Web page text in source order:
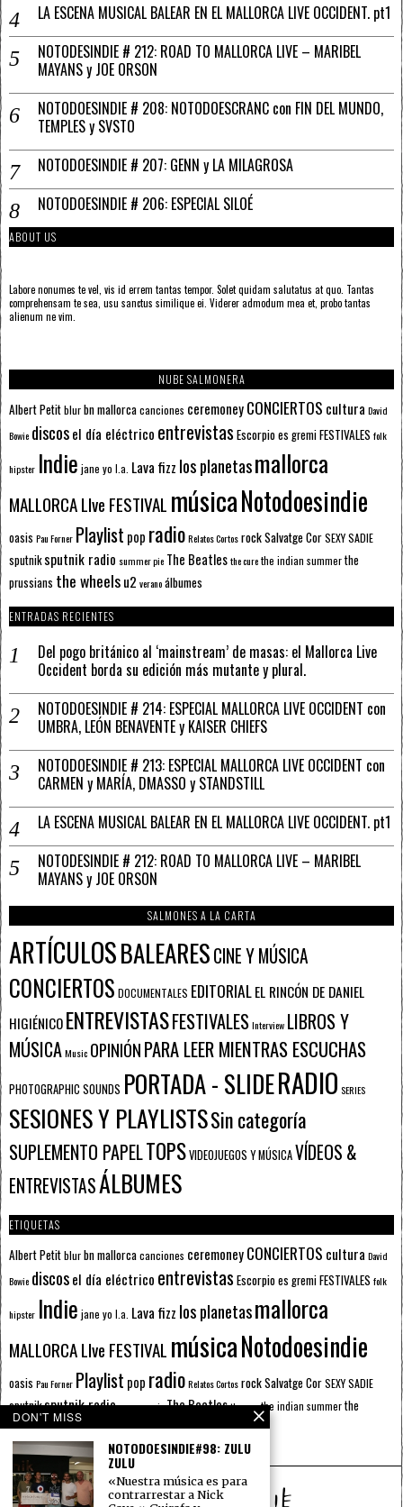
LA ESCENA MUSICAL BALEAR EN EL MALLORCA LIVE OCCIDENT. pt1
NOTODESINDIE # 212: ROAD TO MALLORCA LIVE – MARIBEL
MAYANS y JOE ORSON
NOTODOESINDIE # 208: NOTODOESCRANC con FIN DEL MUNDO,
TEMPLES y SVSTO
NOTODOESINDIE # 207: GENN y LA MILAGROSA
NOTODOESINDIE # 206: ESPECIAL SILOÉ
ABOUT US
Labore nonumes te vel, vis id errem tantas tempor. Solet quidam salutatus at quo. Tantas
comprehensam te sea, usu sanctus similique ei. Viderer admodum mea et, probo tantas
alienum ne vim.
NUBE SALMONERA
Albert Petitblurbn mallorcacanciones ceremoneyCONCIERTOS cultura David
Bowie discosel día eléctrico entrevistas Escorpioes gremiFESTIVALES folk
hipster Indie jane yo l.a. Lava fizz los planetasmallorca
MALLORCA LIve FESTIVAL músicaNotodoesindie
oasis Pau Forner Playlist pop radioRelatos CortosrockSalvatge CorSEXY SADIE
sputnik sputnik radio summer pie The Beatlesthe curethe indian summerthe
prussians the wheelsu2 veranoálbumes
ENTRADAS RECIENTES
Del pogo británico al ‘mainstream’ de masas: el Mallorca Live
Occident borda su edición más mutante y plural.
NOTODOESINDIE # 214: ESPECIAL MALLORCA LIVE OCCIDENT con
UMBRA, LEÓN BENAVENTE y KAISER CHIEFS
NOTODOESINDIE # 213: ESPECIAL MALLORCA LIVE OCCIDENT con
CARMEN y MARÍA, DMASSO y STANDSTILL
LA ESCENA MUSICAL BALEAR EN EL MALLORCA LIVE OCCIDENT. pt1
NOTODESINDIE # 212: ROAD TO MALLORCA LIVE – MARIBEL
MAYANS y JOE ORSON
SALMONES A LA CARTA
ARTÍCULOSBALEARESCINE Y MÚSICA
CONCIERTOS DOCUMENTALES EDITORIALEL RINCÓN DE DANIEL
HIGIÉNICOENTREVISTASFESTIVALESInterview LIBROS Y
MÚSICAMusic OPINIÓNPARA LEER MIENTRAS ESCUCHAS
PHOTOGRAPHIC SOUNDS PORTADA - SLIDERADIO SERIES
SESIONES Y PLAYLISTSSin categoría
SUPLEMENTO PAPELTOPSVIDEOJUEGOS Y MÚSICAVÍDEOS &
ENTREVISTASÁLBUMES
ETIQUETAS
Albert Petitblurbn mallorcacanciones ceremoneyCONCIERTOS cultura David
Bowie discosel día eléctrico entrevistas Escorpioes gremiFESTIVALES folk
hipster Indie jane yo l.a. Lava fizz los planetasmallorca
MALLORCA LIve FESTIVAL músicaNotodoesindie
oasis Pau Forner Playlist pop radioRelatos CortosrockSalvatge CorSEXY SADIE
sputniksputnik radiosummer pieThe Beatlesthe curethe indian summerthe
prussiansthe wheelsu2veranoálbumes
DON'T MISS
NOTODOESINDIE#98: ZULU
ZULU
«Nuestra música es para
contrarrestar a Nick